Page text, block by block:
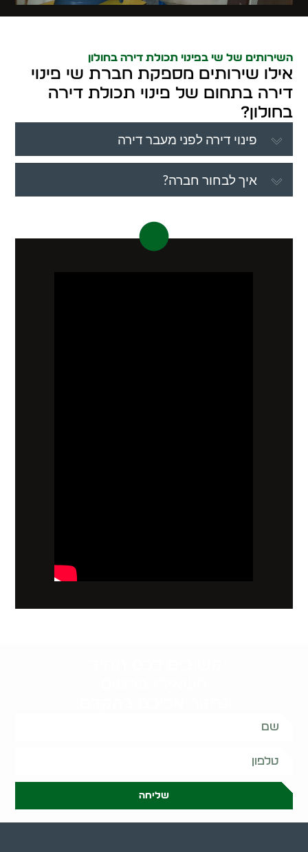
השירותים של שי בפינוי תכולת דירה בחולון
אילו שירותים מספקת חברת שי פינוי
דירה בתחום של פינוי תכולת דירה
בחולון?
פינוי דירה לפני מעבר דירה
איך לבחור חברה?
שליחה